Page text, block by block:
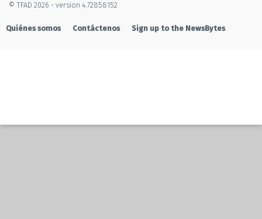
© TFAD 2026 - version 4.72858152
Quiénes somos Contáctenos Sign up to the NewsBytes